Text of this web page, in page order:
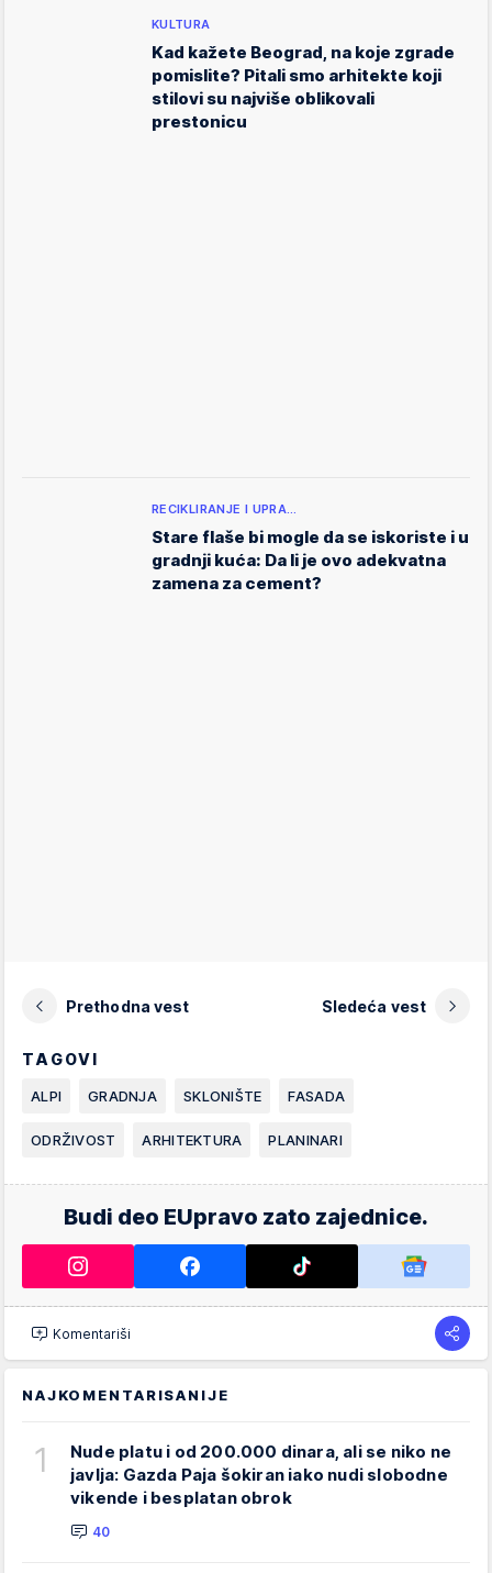
KULTURA
Kad kažete Beograd, na koje zgrade
pomislite? Pitali smo arhitekte koji
stilovi su najviše oblikovali
prestonicu
RECIKLIRANJE I UPRA…
Stare flaše bi mogle da se iskoriste i u
gradnji kuća: Da li je ovo adekvatna
zamena za cement?
Prethodna vest Sledeća vest
TAGOVI
ALPI GRADNJA SKLONIŠTE FASADA
ODRŽIVOST ARHITEKTURA PLANINARI
Budi deo EUpravo zato zajednice.
Komentariši
NAJKOMENTARISANIJE
1
Nude platu i od 200.000 dinara, ali se niko ne
javlja: Gazda Paja šokiran iako nudi slobodne
vikende i besplatan obrok
40